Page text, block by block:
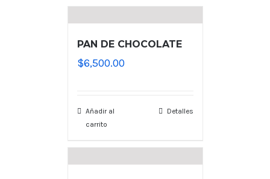
PAN DE CHOCOLATE
$6,500.00
Añadir al
carrito
Detalles